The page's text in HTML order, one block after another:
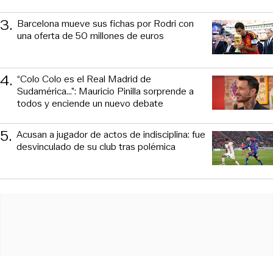
3. Barcelona mueve sus fichas por Rodri con
una oferta de 50 millones de euros
4. “Colo Colo es el Real Madrid de
Sudamérica…”: Mauricio Pinilla sorprende a
todos y enciende un nuevo debate
5. Acusan a jugador de actos de indisciplina: fue
desvinculado de su club tras polémica